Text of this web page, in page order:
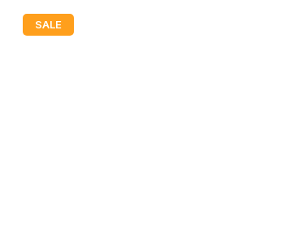
SALE